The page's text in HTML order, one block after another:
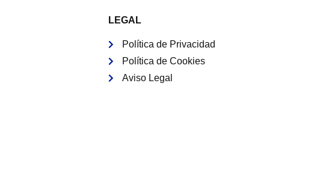
LEGAL
Política de Privacidad
Política de Cookies
Aviso Legal